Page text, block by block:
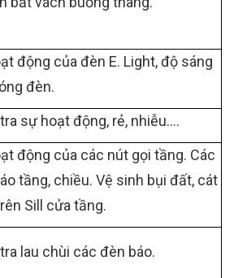
động của đèn E. Light, độ sáng
đèn.
sự hoạt động, rẻ, nhiễu….
động của các nút gọi tầng. Các
tầng, chiều. Vệ sinh bụi đất, cát
Sill cửa tầng.
lau chùi các đèn báo.